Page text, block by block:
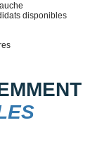
disponibles